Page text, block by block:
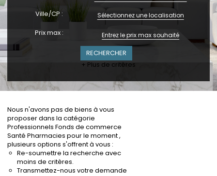
Ville/CP : Sélectionnez une localisation
Prix max :
+ Plus de critères
Nous n'avons pas de biens à vous
proposer dans la catégorie
Professionnels Fonds de commerce
Santé Pharmacies pour le moment ,
plusieurs options s'offrent à vous :
Re-soumettre la recherche avec
moins de critères.
Transmettez-nous votre demande